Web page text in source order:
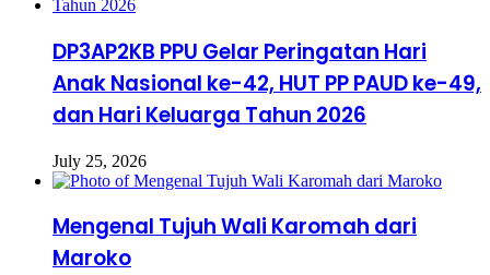
DP3AP2KB PPU Gelar Peringatan Hari
Anak Nasional ke-42, HUT PP PAUD ke-49,
dan Hari Keluarga Tahun 2026
July 25, 2026
Mengenal Tujuh Wali Karomah dari
Maroko